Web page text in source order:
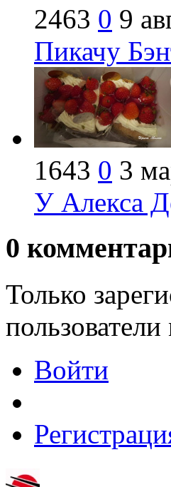
2463 0 9
Пикачу
1643 0 3
У Алекса
0
Только
Войти